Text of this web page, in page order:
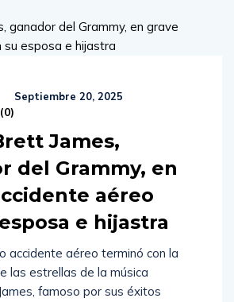
Septiembre 20, 2025
0)
James,
del Grammy, en
aéreo
e hijastra
accidente aéreo terminó con la
las estrellas de la música
famoso por sus éxitos